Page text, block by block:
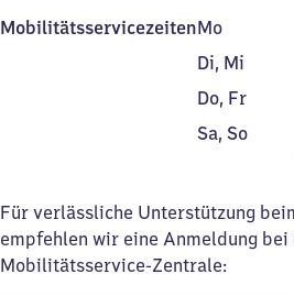
MobilitätsservicezeitenMontag
Mo
Dienstag
und
Mittwoch
Di, Mi
Donnerstag
und
Freitag
Do, Fr
Samstag
Sa, So,
inkl.
Für verlässliche Unterstützung
empfehlen wir eine Anmeldung bei
Mobilitätsservice-Zentrale: